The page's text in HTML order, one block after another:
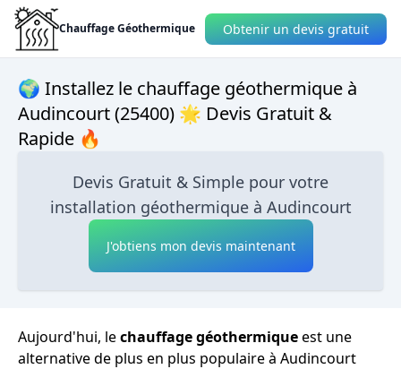
Chauffage Géothermique Obtenir un devis gratuit
🌍 Installez le chauffage géothermique à
Audincourt (25400) 🌟 Devis Gratuit &
Rapide 🔥
Devis Gratuit & Simple pour votre
installation géothermique à Audincourt
J'obtiens mon devis maintenant
Aujourd'hui, lechauffage géothermiqueest une
alternative de plus en plus populaire à Audincourt